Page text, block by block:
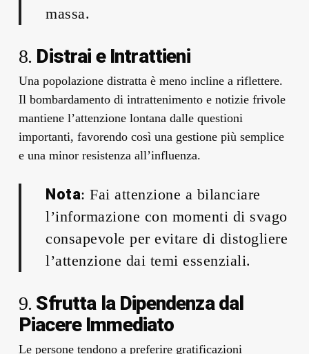
massa.
8. Distrai e Intrattieni
Una popolazione distratta è meno incline a riflettere.
Il bombardamento di intrattenimento e notizie frivole
mantiene l’attenzione lontana dalle questioni
importanti, favorendo così una gestione più semplice
e una minor resistenza all’influenza.
Nota: Fai attenzione a bilanciare
l’informazione con momenti di svago
consapevole per evitare di distogliere
l’attenzione dai temi essenziali.
9. Sfrutta la Dipendenza dal
Piacere Immediato
Le persone tendono a preferire gratificazioni